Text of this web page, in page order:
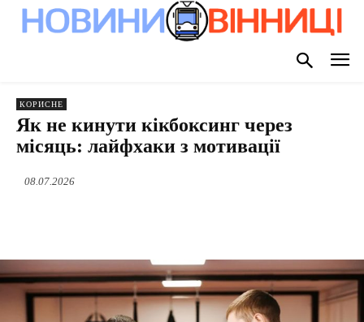
КОРИСНЕ
Як не кинути кікбоксинг через
місяць: лайфхаки з мотивації
08.07.2026